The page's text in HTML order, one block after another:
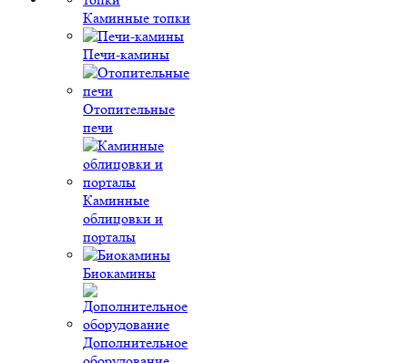
Каминные топки
Печи-камины
Отопительные
печи
Каминные
облицовки и
порталы
Биокамины
Дополнительное